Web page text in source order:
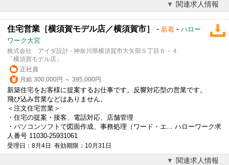
関連求人情報
住宅営業［横須賀モデル店／横須賀市］ - 新着 - ハロー
ワーク大宮
株式会社 アイダ設計 - 神奈川県横須賀市大矢部５丁目６－４
「横須賀モデル店」
正社員
月給 300,000円 ～ 395,000円
新築住宅をお客様に提案するお仕事です。反響対応型の営業です。
飛び込み営業などはありません。
＜注文住宅営業 ＞
・住宅の提案・接客、電話対応、店舗管理
・パソコンソフトで図面作成、事務処理（ワード・エ... ハローワーク求
人番号 11030-25931061
受理日：8月4日 有効期限：10月31日
関連求人情報